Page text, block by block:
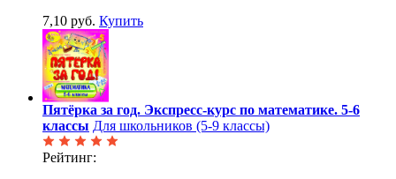
7,10 руб. Купить
Пятёрка за год. Экспресс-курс по математике. 5-6
классы Для школьников (5-9 классы)
Рейтинг: